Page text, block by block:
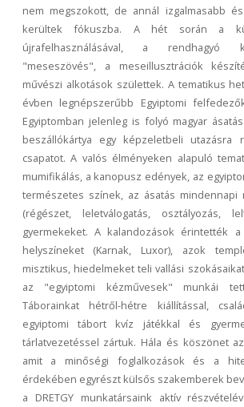
nem megszokott, de annál izgalmasabb
kerültek fókuszba. A hét során a
újrafelhasználásával, a rendhagyó
"meseszövés", a meseillusztrációk
művészi alkotások születtek. A tematikus
évben legnépszerűbb Egyiptomi
Egyiptomban jelenleg is folyó magyar
beszállókártya egy képzeletbeli
csapatot. A valós élményeken alapuló
mumifikálás, a kanopusz edények, az
természetes színek, az ásatás mindennapi
(régészet, leletválogatás, osztályozás,
gyermekeket. A kalandozások érintették
helyszíneket (Karnak, Luxor), azok
misztikus, hiedelmeket teli vallási
az "egyiptomi kézművesek" munkái
Táborainkat hétről-hétre kiállítással,
egyiptomi tábort kvíz játékkal és
tárlatvezetéssel zártuk. Hála és köszönet
amit a minőségi foglalkozások és a
érdekében egyrészt külsős szakemberek
a DRETGY munkatársaink aktív